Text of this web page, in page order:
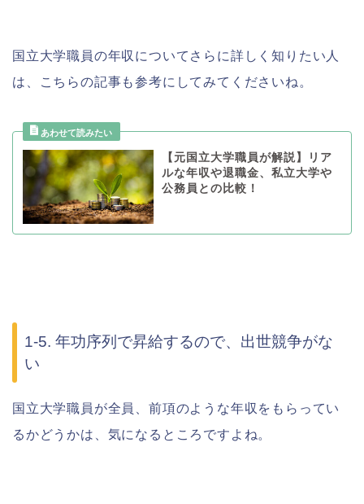
国立大学職員の年収についてさらに詳しく知りたい人
は、こちらの記事も参考にしてみてくださいね。
【元国立大学職員が解説】リア
ルな年収や退職金、私立大学や
公務員との比較！
1-5. 年功序列で昇給するので、出世競争がな
い
国立大学職員が全員、前項のような年収をもらってい
るかどうかは、気になるところですよね。